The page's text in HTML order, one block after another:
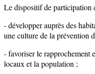
Le dispositif de participation
- développer auprès des
une culture de la prévention
- favoriser le rapprochement
locaux et la population ;